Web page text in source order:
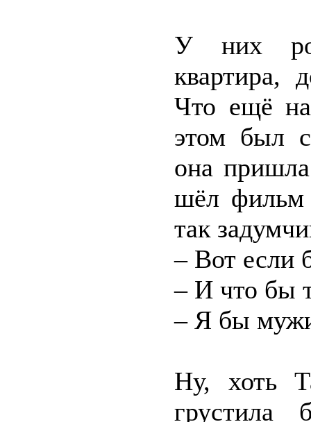
У них
квартира,
Что ещё
этом был
она
шёл фильм
так
– Вот если
– И что бы
– Я бы
Ну, хоть
грустила